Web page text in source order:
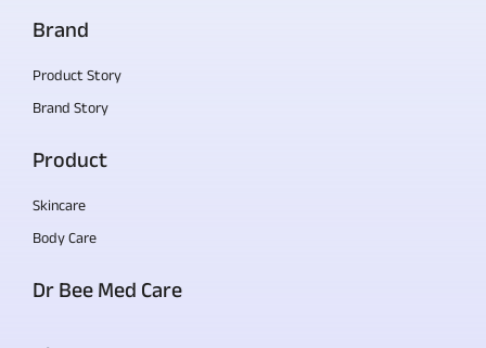
Brand
Product Story
Brand Story
Product
Skincare
Body Care
Dr Bee Med Care